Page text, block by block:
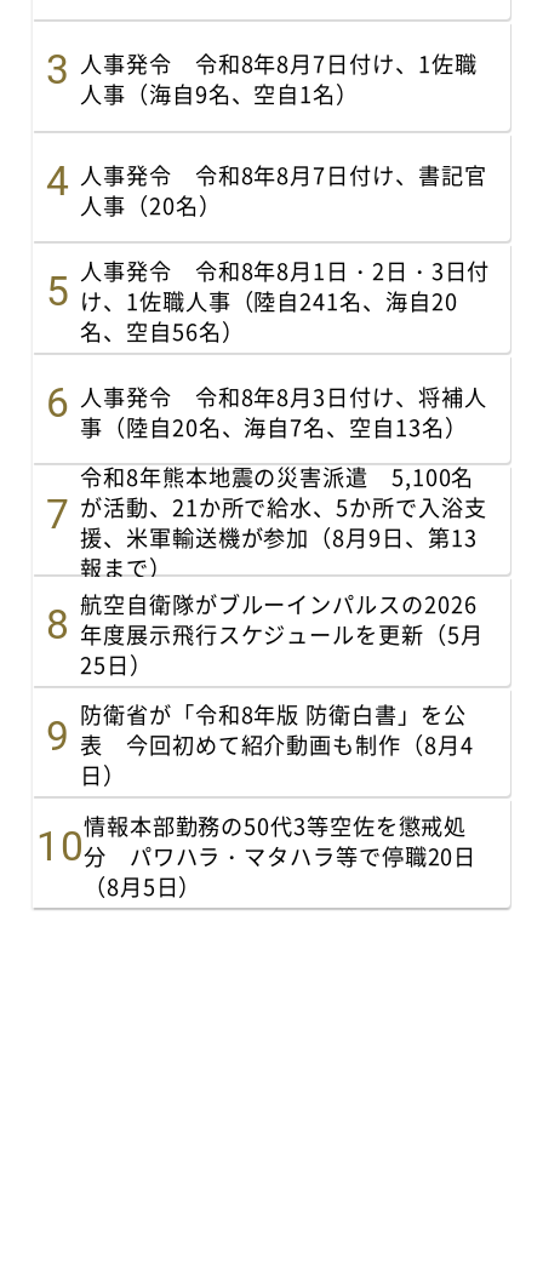
人事発令 令和8年8月7日付け、1佐職
人事（海自9名、空自1名）
人事発令 令和8年8月7日付け、書記官
人事（20名）
人事発令 令和8年8月1日・2日・3日付
け、1佐職人事（陸自241名、海自20
名、空自56名）
人事発令 令和8年8月3日付け、将補人
事（陸自20名、海自7名、空自13名）
令和8年熊本地震の災害派遣 5,100名
が活動、21か所で給水、5か所で入浴支
援、米軍輸送機が参加（8月9日、第13
報まで）
航空自衛隊がブルーインパルスの2026
年度展示飛行スケジュールを更新（5月
25日）
防衛省が「令和8年版 防衛白書」を公
表 今回初めて紹介動画も制作（8月4
日）
情報本部勤務の50代3等空佐を懲戒処
分 パワハラ・マタハラ等で停職20日
（8月5日）